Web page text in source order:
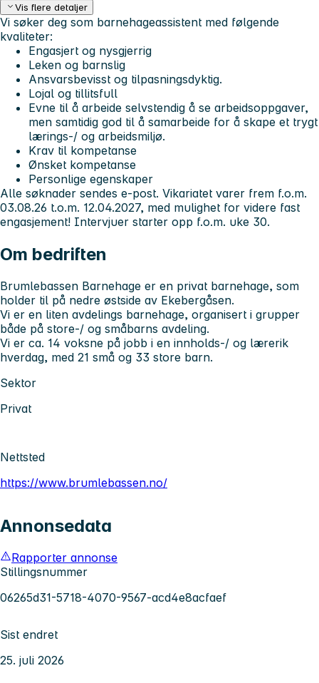
Vis flere detaljer
Vi søker deg som barnehageassistent med følgende
kvaliteter:
Engasjert og nysgjerrig
Leken og barnslig
Ansvarsbevisst og tilpasningsdyktig.
Lojal og tillitsfull
Evne til å arbeide selvstendig å se arbeidsoppgaver,
men samtidig god til å samarbeide for å skape et trygt
lærings-/ og arbeidsmiljø.
Krav til kompetanse
Ønsket kompetanse
Personlige egenskaper
Alle søknader sendes e-post. Vikariatet varer frem f.o.m.
03.08.26 t.o.m. 12.04.2027, med mulighet for videre fast
engasjement! Intervjuer starter opp f.o.m. uke 30.
Om bedriften
Brumlebassen Barnehage er en privat barnehage, som
holder til på nedre østside av Ekebergåsen.
Vi er en liten avdelings barnehage, organisert i grupper
både på store-/ og småbarns avdeling.
Vi er ca. 14 voksne på jobb i en innholds-/ og lærerik
hverdag, med 21 små og 33 store barn.
Sektor
Privat
Nettsted
https://www.brumlebassen.no/
Annonsedata
Rapporter annonse
Stillingsnummer
06265d31-5718-4070-9567-acd4e8acfaef
Sist endret
25. juli 2026